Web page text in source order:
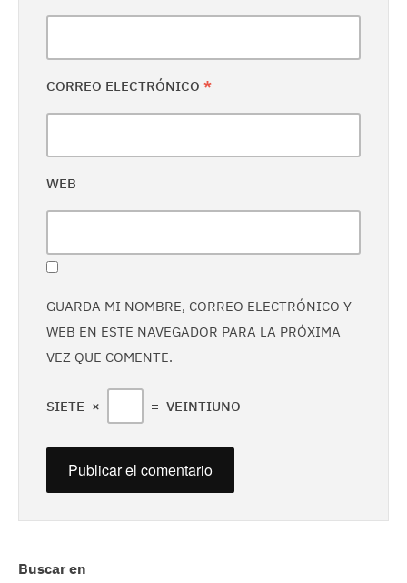
Buscar en
CORREO ELECTRÓNICO *
WEB
GUARDA MI NOMBRE, CORREO ELECTRÓNICO Y
WEB EN ESTE NAVEGADOR PARA LA PRÓXIMA
VEZ QUE COMENTE.
SIETE × = VEINTIUNO